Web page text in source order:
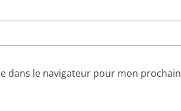
dans le navigateur pour mon prochain